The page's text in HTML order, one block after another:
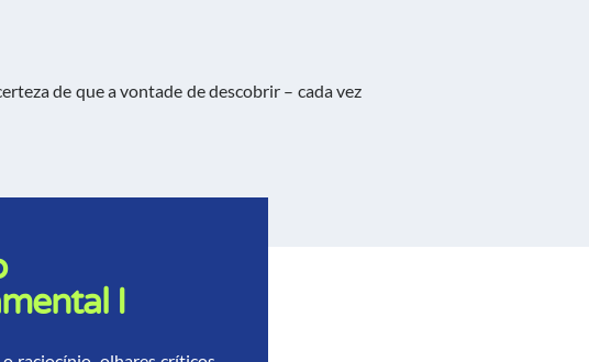
de que a vontade de descobrir – cada vez
I